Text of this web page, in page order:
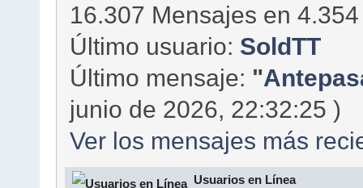
16.307 Mensajes en
Último usuario: SoldTT
Último mensaje: "
junio de 2026, 22:32:25 )
Ver los mensajes más
Usuarios en Línea